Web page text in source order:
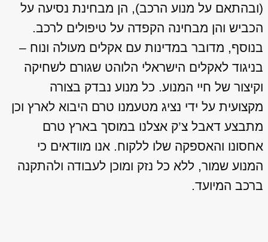
(ובהתאם על מנוע הרכב), הן מבחינת נסיעה על
הכביש והן מבחינה הקפדה על טיפולים לרכב.
בנוסף, מדובר במדינות עם אקלים מעולה ונוח –
בניגוד לאקלים הישראלי הלוהט שגורם לשחיקה
וקיצור של חיי המנוע. כל מנוע נבדק בצורה
מקצועית על ידי נציג מטעמנו טרם היבוא לארץ וכן
מתבצע דאבל צ’ק אצלנו במוסך בארץ טרם
אחסונו והאספקה שלו ללקוח. אנו מוודאים כי
המנוע שמור, ללא כל נזק ומוכן לעבודה ולהתקנה
ברכב המיועד.